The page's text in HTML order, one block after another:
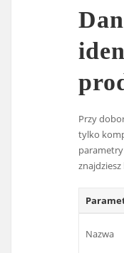
Przy
tylko
Nazwa